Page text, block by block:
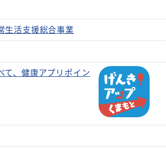
生活支援総合事業
て、健康アプリポイン